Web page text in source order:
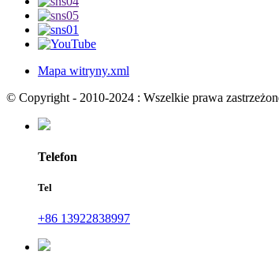
Mapa witryny.xml
© Copyright - 2010-2024 : Wszelkie prawa
Telefon
Tel
+86 13922838997